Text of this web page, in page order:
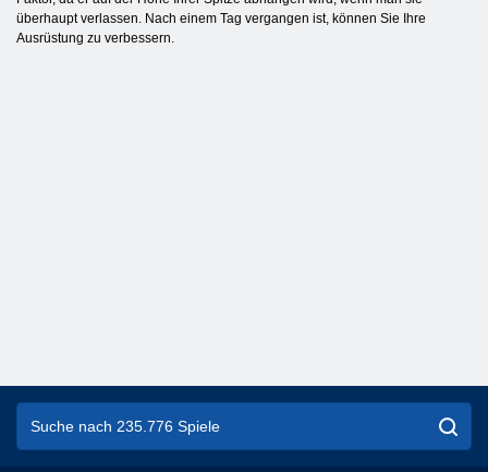
überhaupt verlassen. Nach einem Tag vergangen ist, können Sie Ihre
Ausrüstung zu verbessern.